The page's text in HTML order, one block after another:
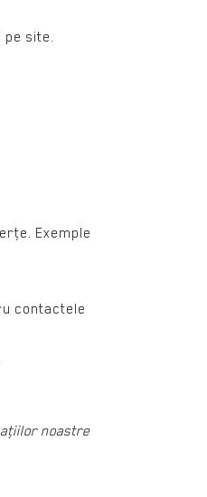
site.
Exemple
contactele
noastre